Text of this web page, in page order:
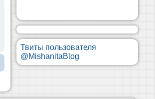
Твиты пользователя
@MishanitaBlog